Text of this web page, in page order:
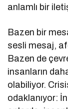
anlamlı bir
Bazen bir
sesli mesaj,
Bazen de
insanların
olabiliyor.
odaklanıyor: